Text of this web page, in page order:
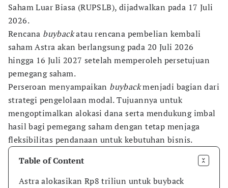
Saham Luar Biasa (RUPSLB), dijadwalkan pada 17 Juli
2026.
Rencana buybackatau rencana pembelian kembali
saham Astra akan berlangsung pada 20 Juli 2026
hingga 16 Juli 2027 setelah memperoleh persetujuan
pemegang saham.
Perseroan menyampaikan buybackmenjadi bagian dari
strategi pengelolaan modal. Tujuannya untuk
mengoptimalkan alokasi dana serta mendukung imbal
hasil bagi pemegang saham dengan tetap menjaga
fleksibilitas pendanaan untuk kebutuhan bisnis.
Table of Content
Astra alokasikan Rp8 triliun untuk buyback